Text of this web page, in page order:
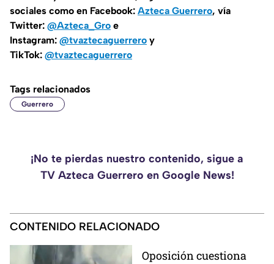
sociales como en Facebook: Azteca Guerrero, vía
Twitter: @Azteca_Gro e
Instagram: @tvaztecaguerrero y
TikTok: @tvaztecaguerrero
Tags relacionados
Guerrero
¡No te pierdas nuestro contenido, sigue a
TV Azteca Guerrero en Google News!
CONTENIDO RELACIONADO
Oposición cuestiona